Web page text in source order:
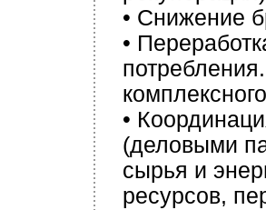
• Снижение
•
•
(деловыми
сырья и
ресурсов,